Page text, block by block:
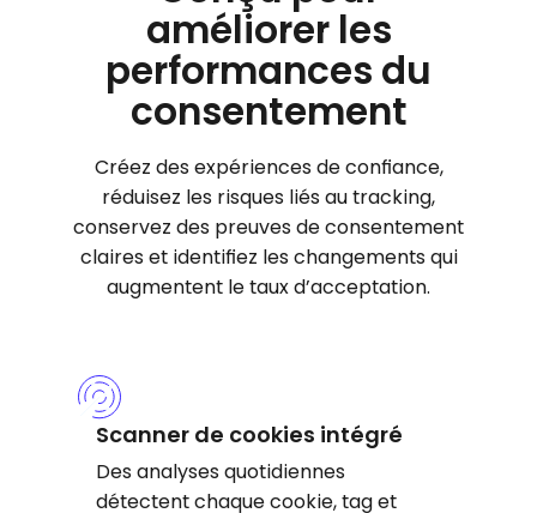
améliorer les
performances du
consentement
Créez des expériences de confiance,
réduisez les risques liés au tracking,
conservez des preuves de consentement
claires et identifiez les changements qui
augmentent le taux d’acceptation.
Scanner de cookies intégré
Des analyses quotidiennes
détectent chaque cookie, tag et